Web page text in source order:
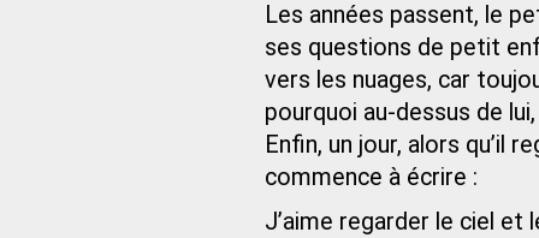
Les années passent, le
ses questions de petit
vers les nuages, car
pourquoi au-dessus de
Enfin, un jour, alors qu’il
commence à écrire :
J’aime regarder le ciel et